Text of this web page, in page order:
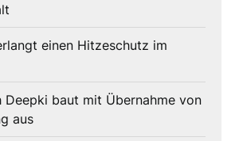
einen Hitzeschutz im
Deepki baut mit Übernahme von
aus